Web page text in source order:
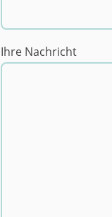
Ihre Nachricht